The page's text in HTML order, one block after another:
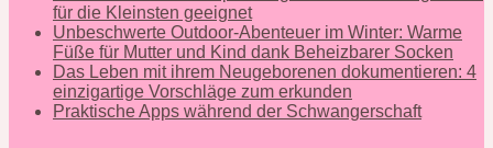
für die Kleinsten geeignet
Unbeschwerte Outdoor-Abenteuer im Winter: Warme
Füße für Mutter und Kind dank Beheizbarer Socken
Das Leben mit ihrem Neugeborenen dokumentieren: 4
einzigartige Vorschläge zum erkunden
Praktische Apps während der Schwangerschaft